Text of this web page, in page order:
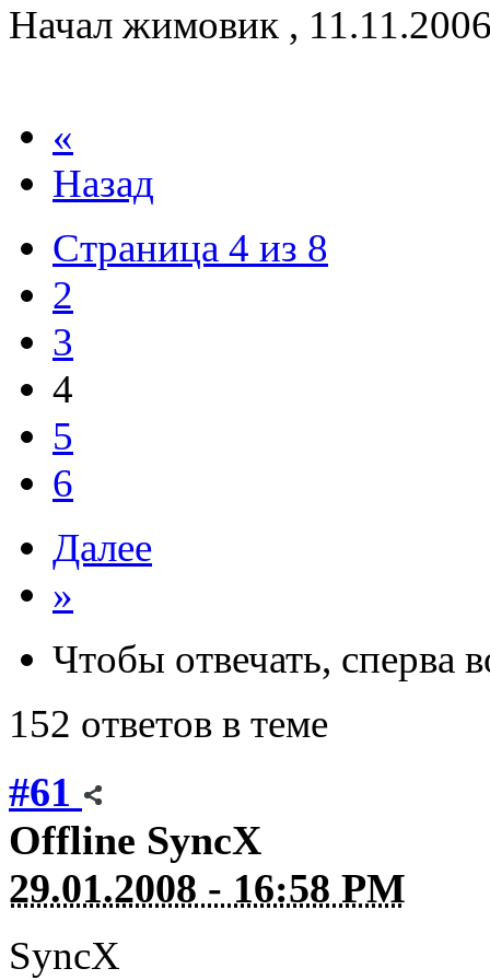
Начал жимовик ,
«
Назад
Страница 4 из 8
2
3
4
5
6
Далее
»
Чтобы отвечать, сперва
152 ответов в теме
#61
Offline SyncX
29.01.2008 - 16:58 PM
SyncX